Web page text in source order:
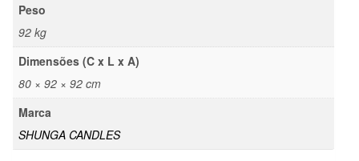
Peso
92 kg
Dimensões (C x L x A)
80 × 92 × 92 cm
Marca
SHUNGA CANDLES